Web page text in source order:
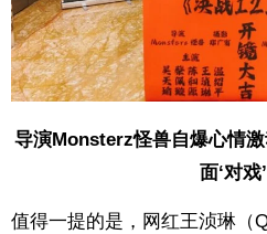
导演Monsterz怪兽自爆心情
面‘对戏
值得一提的是，网红王浈琳（